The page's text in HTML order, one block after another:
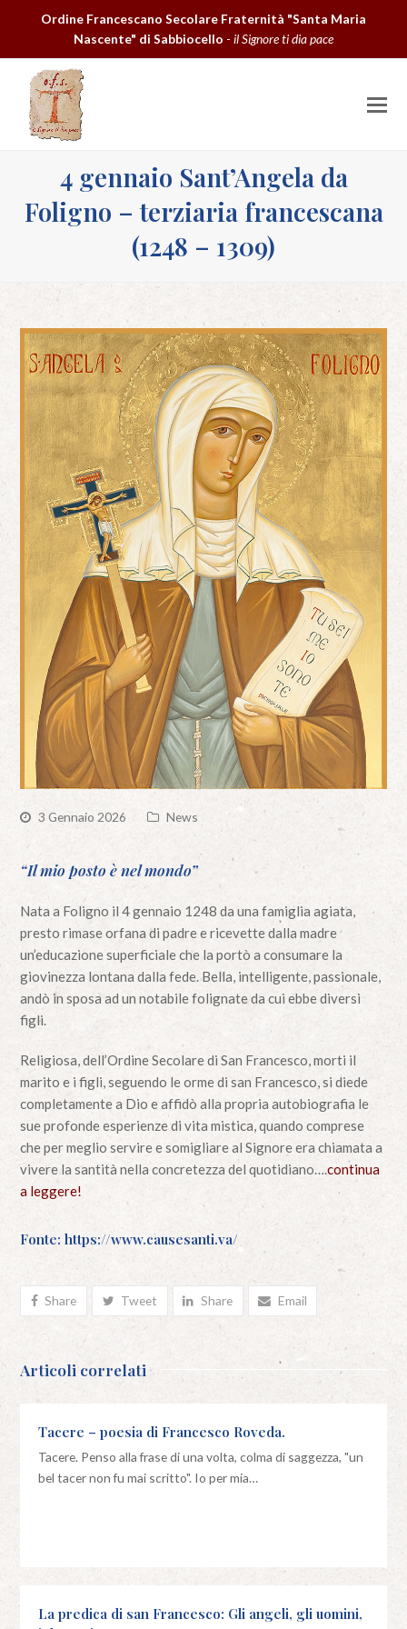
Ordine Francescano Secolare Fraternità "Santa Maria
Nascente" di Sabbiocello - il Signore ti dia pace
4 gennaio Sant’Angela da
Foligno – terziaria francescana
(1248 – 1309)
3 Gennaio 2026 News
“Il mio posto è nel mondo”
Nata a Foligno il 4 gennaio 1248 da una famiglia agiata,
presto rimase orfana di padre e ricevette dalla madre
un’educazione superficiale che la portò a consumare la
giovinezza lontana dalla fede. Bella, intelligente, passionale,
andò in sposa ad un notabile folignate da cui ebbe diversi
figli.
Religiosa, dell’Ordine Secolare di San Francesco, morti il
marito e i figli, seguendo le orme di san Francesco, si diede
completamente a Dio e affidò alla propria autobiografia le
sue profonde esperienze di vita mistica, quando comprese
che per meglio servire e somigliare al Signore era chiamata a
vivere la santità nella concretezza del quotidiano….continua
a leggere!
Fonte: https://www.causesanti.va/
Share Tweet Share Email
Articoli correlati
Tacere – poesia di Francesco Roveda.
Tacere. Penso alla frase di una volta, colma di saggezza, "un
bel tacer non fu mai scritto". Io per mia…
La predica di san Francesco: Gli angeli, gli uomini,